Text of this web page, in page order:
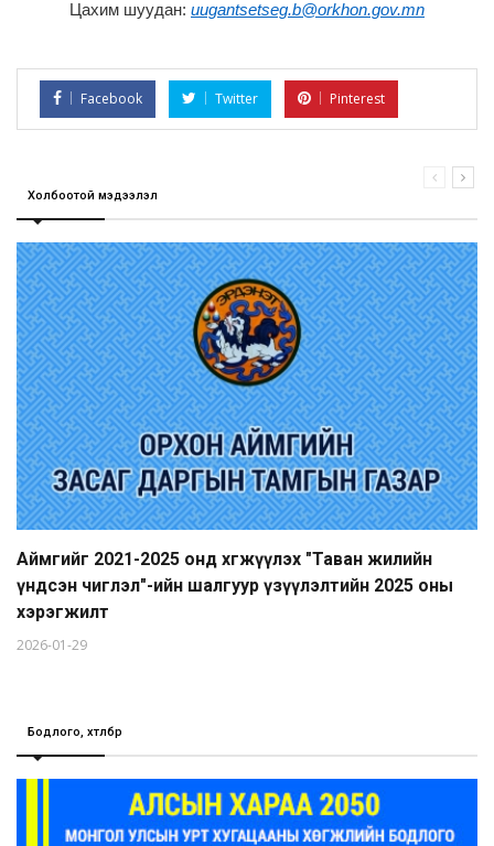
Цахим шуудан: uugantsetseg.b@orkhon.gov.mn
Facebook Twitter Pinterest
Холбоотой мэдээлэл
Аймгийг 2021-2025 онд хөгжүүлэх "Таван жилийн
үндсэн чиглэл"-ийн шалгуур үзүүлэлтийн 2025 оны
хэрэгжилт
2026-01-29
Бодлого, хөтөлбөр